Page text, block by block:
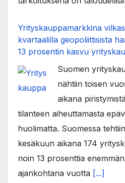
Yrityskauppamarkkina
kvartaalilla geopoliittisista
13 prosentin kasvu
Suomen
nähtiin toisen
aikana
tilanteen aiheuttamasta
huolimatta. Suomessa
kesäkuun aikana 174
noin 13 prosenttia
ajankohtana vuotta [...]